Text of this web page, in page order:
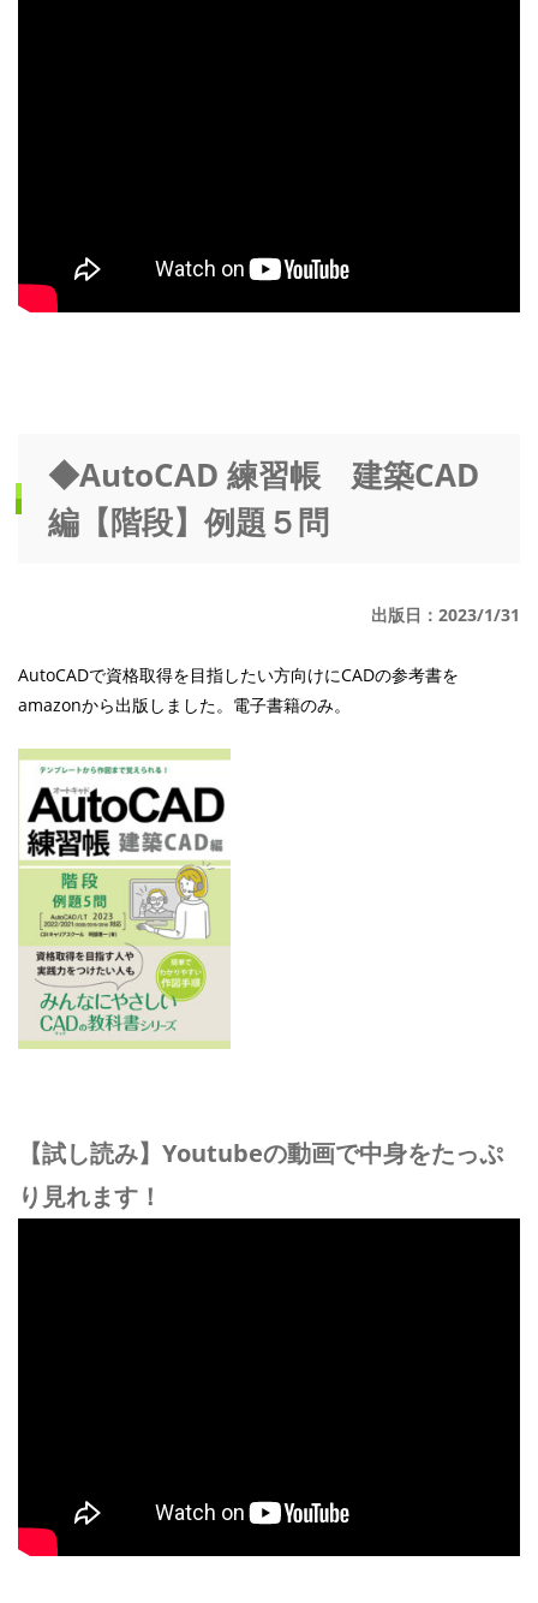
◆AutoCAD 練習帳 建築CAD
編【階段】例題５問
出版日：2023/1/31
AutoCADで資格取得を目指したい方向けにCADの参考書を
amazonから出版しました。電子書籍のみ。
【試し読み】Youtubeの動画で中身をたっぷ
り見れます！